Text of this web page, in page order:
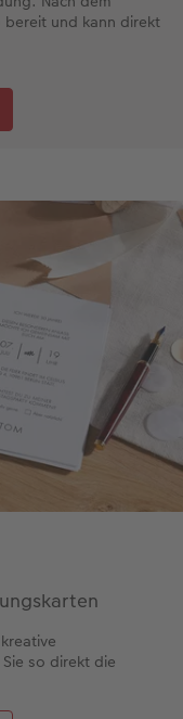
und kann direkt
so direkt die